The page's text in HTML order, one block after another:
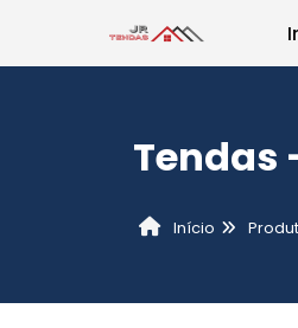
Tendas
Início